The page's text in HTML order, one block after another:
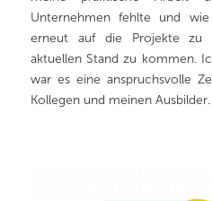
Unternehmen fehlte und
erneut auf die Projekte zu
aktuellen Stand zu kommen.
war es eine anspruchsvolle
Kollegen und meinen Ausbilder.